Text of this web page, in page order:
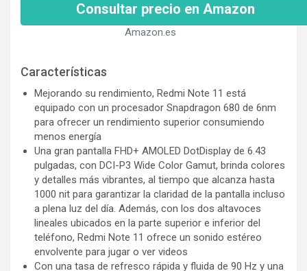
Consultar precio en Amazon
Amazon.es
Características
Mejorando su rendimiento, Redmi Note 11 está
equipado con un procesador Snapdragon 680 de 6nm
para ofrecer un rendimiento superior consumiendo
menos energía
Una gran pantalla FHD+ AMOLED DotDisplay de 6.43
pulgadas, con DCI-P3 Wide Color Gamut, brinda colores
y detalles más vibrantes, al tiempo que alcanza hasta
1000 nit para garantizar la claridad de la pantalla incluso
a plena luz del día. Además, con los dos altavoces
lineales ubicados en la parte superior e inferior del
teléfono, Redmi Note 11 ofrece un sonido estéreo
envolvente para jugar o ver videos
Con una tasa de refresco rápida y fluida de 90 Hz y una